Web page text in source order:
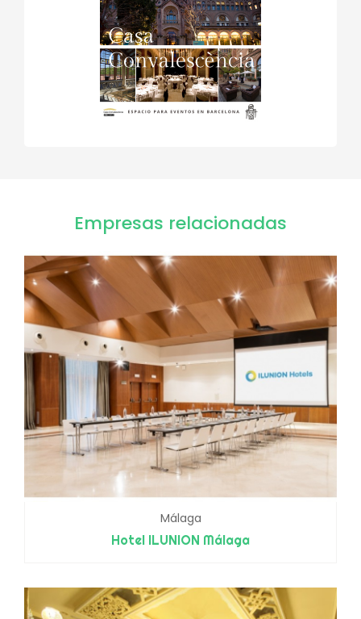
Empresas relacionadas
Málaga
Hotel ILUNION Málaga